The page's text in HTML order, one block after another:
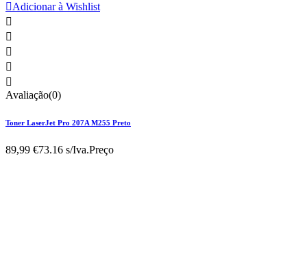
Adicionar à Wishlist





Avaliação(0)
Toner LaserJet Pro 207A M255 Preto
89,99 €73.16 s/Iva.Preço